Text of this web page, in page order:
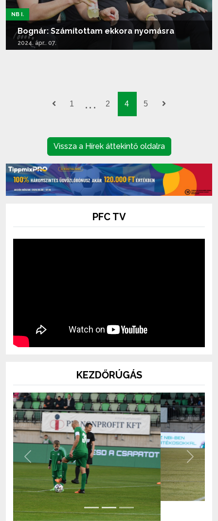
NB I.
Bognár: Számítottam ekkora nyomásra
2024. ápr.. 07.
1 2 4 5
Vissza a Hírek áttekintő oldalra
PFC TV
KEZDŐRÚGÁS
Previous Next